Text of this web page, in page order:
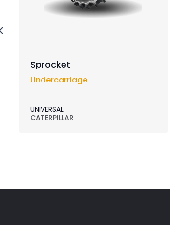
Sprocket
Undercarriage
UNIVERSAL
CATERPILLAR